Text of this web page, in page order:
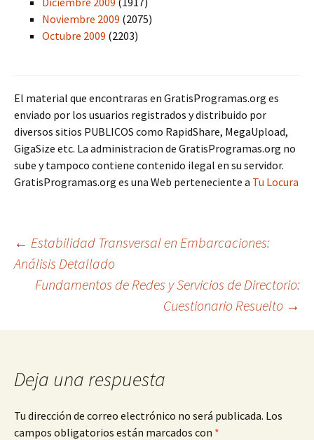
Noviembre 2009 (2075)
Octubre 2009 (2203)
El material que encontraras en GratisProgramas.org es
enviado por los usuarios registrados y distribuido por
diversos sitios PUBLICOS como RapidShare, MegaUpload,
GigaSize etc. La administracion de GratisProgramas.org no
sube y tampoco contiene contenido ilegal en su servidor.
GratisProgramas.org es una Web perteneciente a Tu Locura
Navegación
de
entradas
← Estabilidad Transversal en Embarcaciones:
Análisis Detallado
Fundamentos de Redes y Servicios de Directorio:
Cuestionario Resuelto →
Deja una respuesta
Tu dirección de correo electrónico no será publicada. Los
campos obligatorios están marcados con *